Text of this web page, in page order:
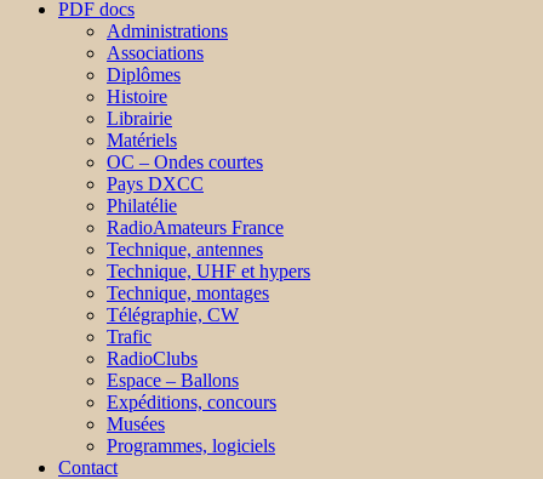
PDF docs
Administrations
Associations
Diplômes
Histoire
Librairie
Matériels
OC – Ondes courtes
Pays DXCC
Philatélie
RadioAmateurs France
Technique, antennes
Technique, UHF et hypers
Technique, montages
Télégraphie, CW
Trafic
RadioClubs
Espace – Ballons
Expéditions, concours
Musées
Programmes, logiciels
Contact